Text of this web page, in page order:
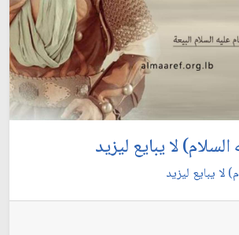
لا يبايع ليزيد
لا يبايع ليزيد